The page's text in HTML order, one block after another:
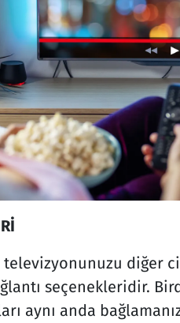
televizyonunuzu diğer
seçenekleridir.
aynı anda